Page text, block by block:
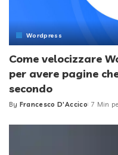
Wordpress
Come velocizzare
per avere pagine
secondo
Posted
By Francesco D'Accico 7 Min